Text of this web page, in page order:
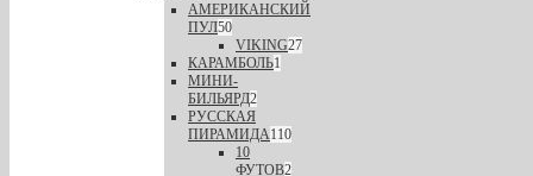
АМЕРИКАНСКИЙ
ПУЛ50
VIKING27
КАРАМБОЛЬ1
МИНИ-
БИЛЬЯРД2
РУССКАЯ
ПИРАМИДА110
10
ФУТОВ2